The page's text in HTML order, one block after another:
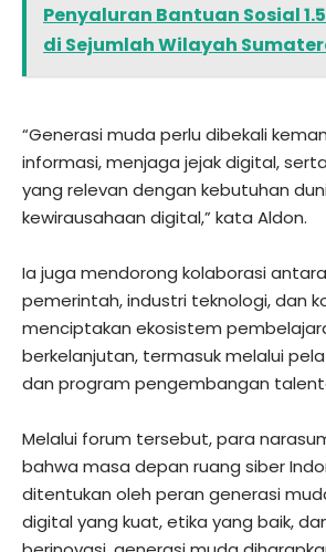
Penyaluran Bantuan Sosial
di Sejumlah Wilayah
“Generasi muda perlu dibekali
informasi, menjaga jejak digital,
yang relevan dengan kebutuhan
kewirausahaan digital,” kata Aldon.
Ia juga mendorong kolaborasi
pemerintah, industri teknologi, dan
menciptakan ekosistem
berkelanjutan, termasuk melalui
dan program pengembangan
Melalui forum tersebut, para
bahwa masa depan ruang siber
ditentukan oleh peran generasi
digital yang kuat, etika yang baik,